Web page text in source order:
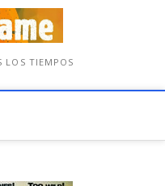
LOS TIEMPOS